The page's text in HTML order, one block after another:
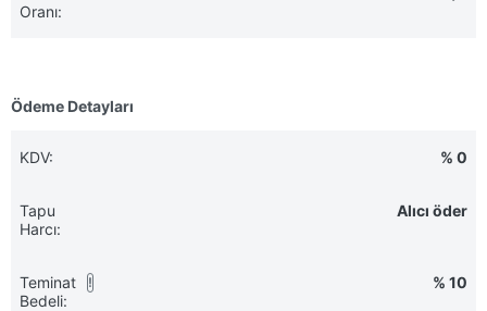
Oranı:
Ödeme Detayları
KDV: % 0
Tapu
Harcı:
Alıcı öder
Teminat
Bedeli:
! % 10